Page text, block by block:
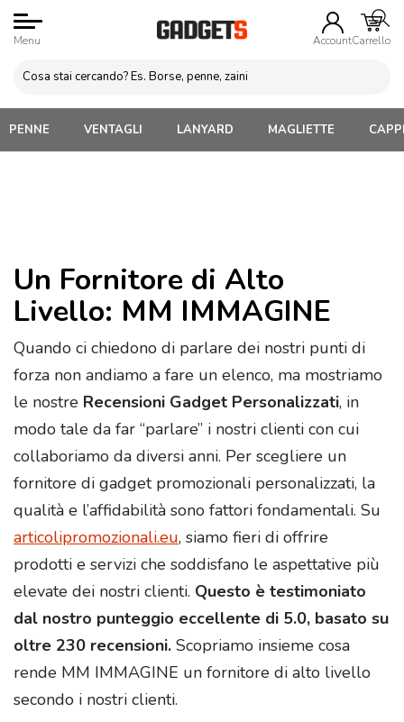
Menu AccountCarrello
PENNE VENTAGLI LANYARD MAGLIETTE
Un Fornitore di Alto
Livello: MM IMMAGINE
Quando ci chiedono di parlare dei nostri punti di
forza non andiamo a fare un elenco, ma mostriamo
le nostre Recensioni Gadget Personalizzati, in
modo tale da far “parlare” i nostri clienti con cui
collaboriamo da diversi anni. Per scegliere un
fornitore di gadget promozionali personalizzati, la
qualità e l’affidabilità sono fattori fondamentali. Su
articolipromozionali.eu, siamo fieri di offrire
prodotti e servizi che soddisfano le aspettative più
elevate dei nostri clienti. Questo è testimoniato
dal nostro punteggio eccellente di 5.0, basato su
oltre 230 recensioni. Scopriamo insieme cosa
rende MM IMMAGINE un fornitore di alto livello
secondo i nostri clienti.